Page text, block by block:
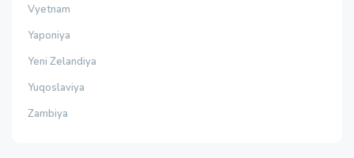
Vyetnam
Yaponiya
Yeni Zelandiya
Yuqoslaviya
Zambiya